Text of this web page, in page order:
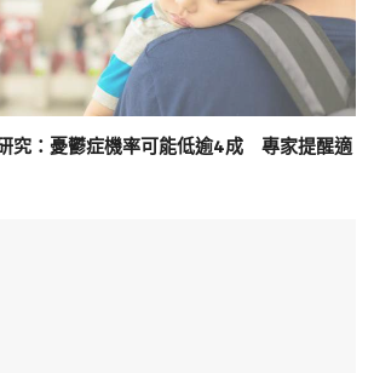
究：憂鬱症機率可能低逾4成 專家提醒適